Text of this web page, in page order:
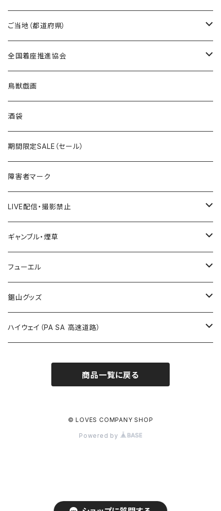
トートバッグ
国道0～99号線
国道100～199号線
国道600～699号線
国道700～799号線
Tシャツ
キャップ
ステッカー
ROUTE 0～99号線
ROUTE100～199号線
ROUTE600～699号線
ROUTE700～799号線
Tシャツ
ROUTE 0～99号線
ROUTE 100～199号線
ROUTE 600～699号線
ROUTE 700～799号線
キャップ
ROUTE 0～99号線
ROUTE 100～199号線
ROUTE 600～699号線
ROUTE 700～799号線
ご当地（都道府県）
北海道
青森県
岩手県
宮城県
秋田県
Tシャツ
ステッカー
山形県
福島県
茨城県
栃木県
群馬県
ホテルキーホルダー
全国着座推進協会
ステッカー
鳥獣戯画
酒袋
期間限定SALE（セール）
障害者マーク
LIVE配信・撮影禁止
LIVE配信禁止
撮影禁止
ギャンブル・煙草
ホテルキーホルダー
たばこ・禁煙ステッカー
フューエル
ステッカー
鋸山グッズ
Tシャツ
ハイウェイ（PA SA 高速道路）
商品一覧に戻る
© LOVES COMPANY SHOP
Powered by